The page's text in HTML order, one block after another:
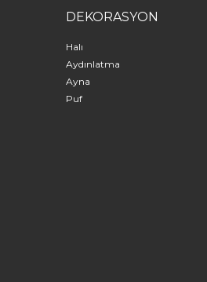
DEKORASYON
Halı
Aydınlatma
Ayna
Puf